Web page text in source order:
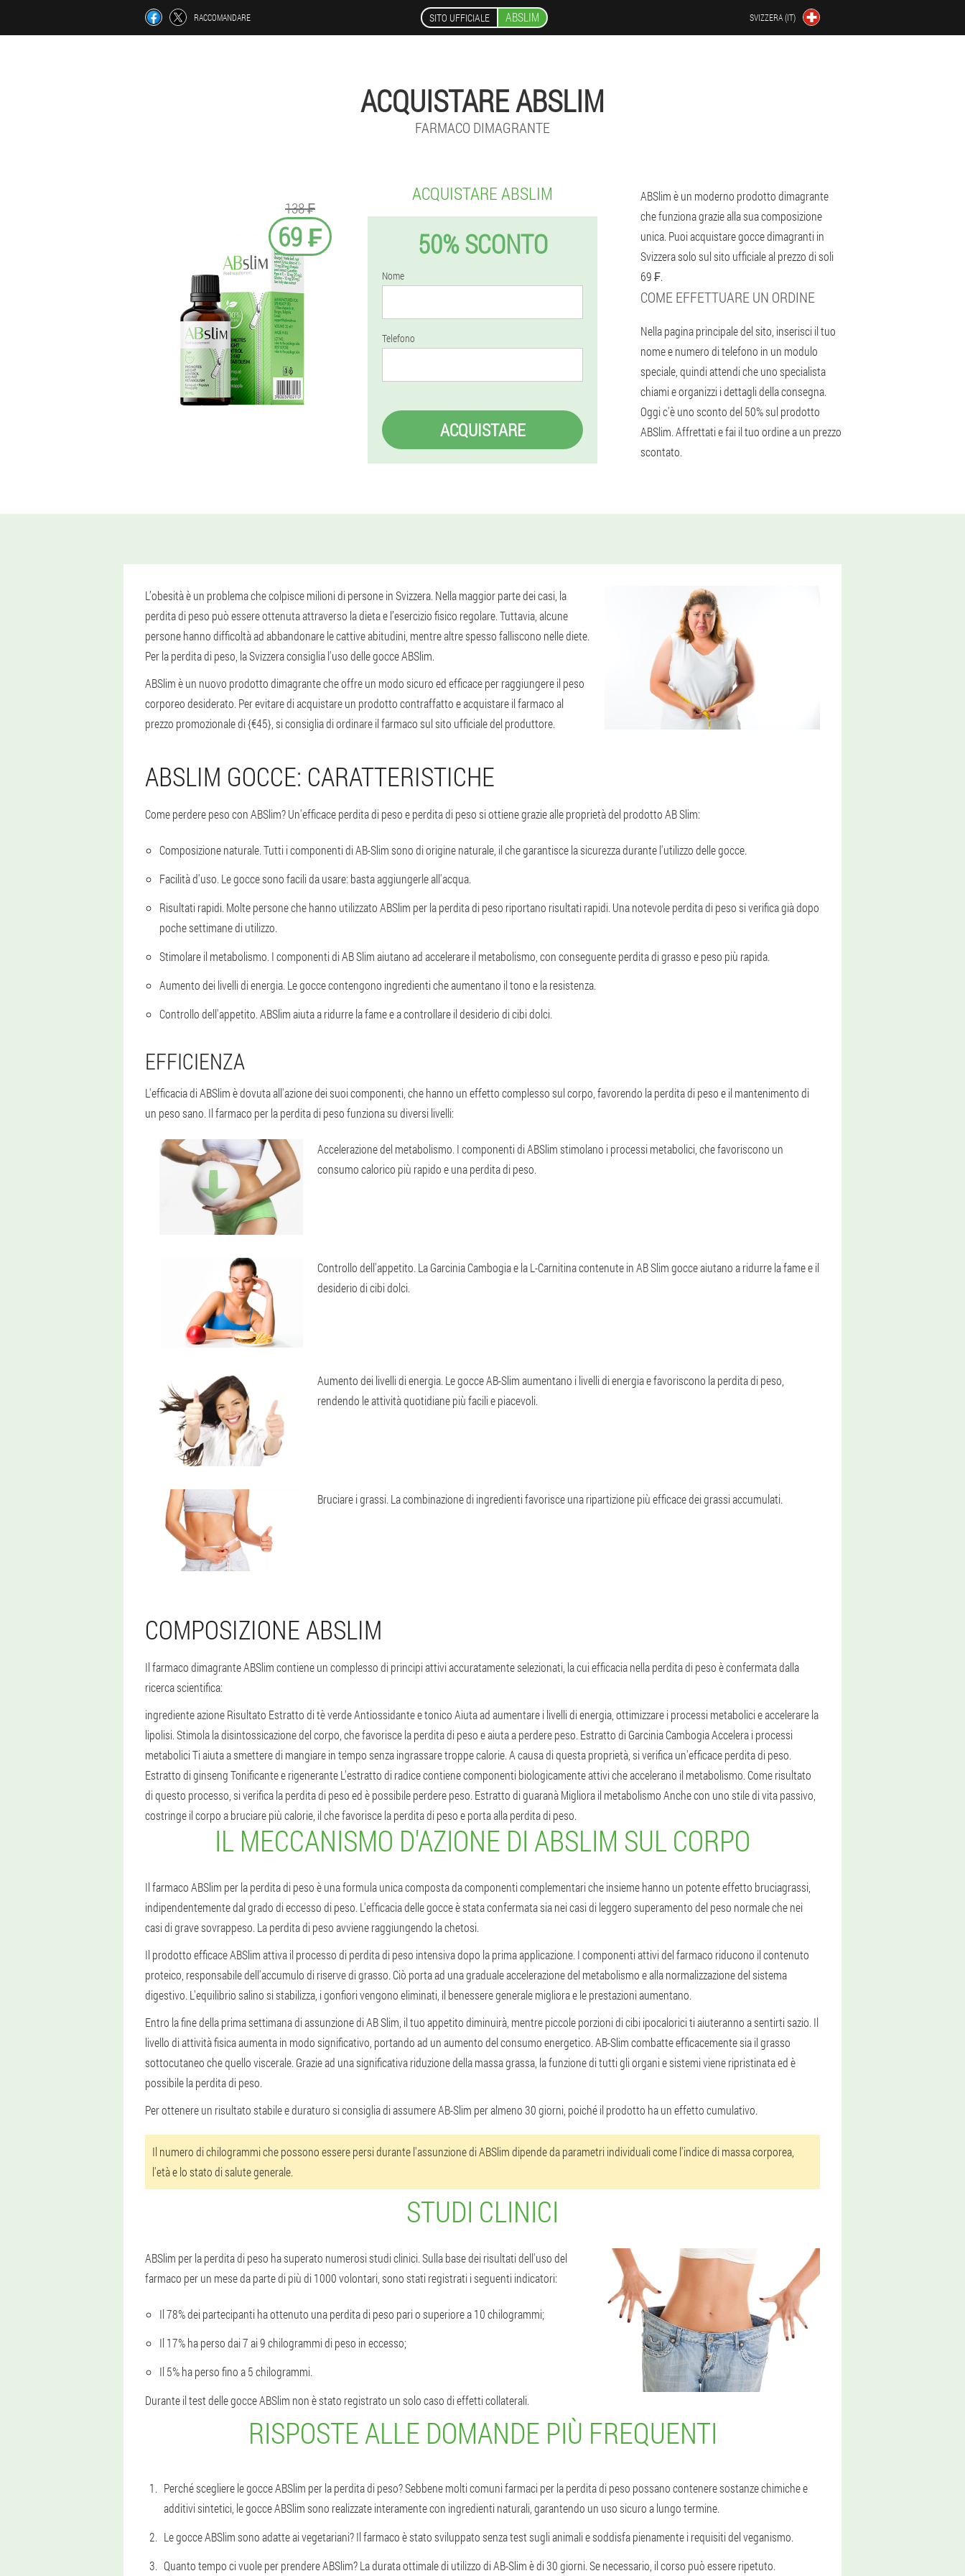
RACCOMANDARE SITO UFFICIALE ABSLIM SVIZZERA (IT)
ACQUISTARE ABSLIM
FARMACO DIMAGRANTE
138 ₣
69 ₣
ACQUISTARE ABSLIM
50% SCONTO
Nome
Telefono
ACQUISTARE
ABSlim è un moderno prodotto dimagrante
che funziona grazie alla sua composizione
unica. Puoi acquistare gocce dimagranti in
Svizzera solo sul sito ufficiale al prezzo di soli
69 ₣.
COME EFFETTUARE UN ORDINE
Nella pagina principale del sito, inserisci il tuo
nome e numero di telefono in un modulo
speciale, quindi attendi che uno specialista
chiami e organizzi i dettagli della consegna.
Oggi c'è uno sconto del 50% sul prodotto
ABSlim. Affrettati e fai il tuo ordine a un prezzo
scontato.
L’obesità è un problema che colpisce milioni di persone in Svizzera. Nella maggior parte dei casi, la
perdita di peso può essere ottenuta attraverso la dieta e l’esercizio fisico regolare. Tuttavia, alcune
persone hanno difficoltà ad abbandonare le cattive abitudini, mentre altre spesso falliscono nelle diete.
Per la perdita di peso, la Svizzera consiglia l'uso delle gocce ABSlim.
ABSlim è un nuovo prodotto dimagrante che offre un modo sicuro ed efficace per raggiungere il peso
corporeo desiderato. Per evitare di acquistare un prodotto contraffatto e acquistare il farmaco al
prezzo promozionale di {€45}, si consiglia di ordinare il farmaco sul sito ufficiale del produttore.
ABSLIM GOCCE: CARATTERISTICHE
Come perdere peso con ABSlim? Un'efficace perdita di peso e perdita di peso si ottiene grazie alle proprietà del prodotto AB Slim:
Composizione naturale. Tutti i componenti di AB-Slim sono di origine naturale, il che garantisce la sicurezza durante l'utilizzo delle gocce.
Facilità d'uso. Le gocce sono facili da usare: basta aggiungerle all'acqua.
Risultati rapidi. Molte persone che hanno utilizzato ABSlim per la perdita di peso riportano risultati rapidi. Una notevole perdita di peso si verifica già dopo
poche settimane di utilizzo.
Stimolare il metabolismo. I componenti di AB Slim aiutano ad accelerare il metabolismo, con conseguente perdita di grasso e peso più rapida.
Aumento dei livelli di energia. Le gocce contengono ingredienti che aumentano il tono e la resistenza.
Controllo dell'appetito. ABSlim aiuta a ridurre la fame e a controllare il desiderio di cibi dolci.
EFFICIENZA
L'efficacia di ABSlim è dovuta all'azione dei suoi componenti, che hanno un effetto complesso sul corpo, favorendo la perdita di peso e il mantenimento di
un peso sano. Il farmaco per la perdita di peso funziona su diversi livelli:
Accelerazione del metabolismo. I componenti di ABSlim stimolano i processi metabolici, che favoriscono un
consumo calorico più rapido e una perdita di peso.
Controllo dell'appetito. La Garcinia Cambogia e la L-Carnitina contenute in AB Slim gocce aiutano a ridurre la fame e il
desiderio di cibi dolci.
Aumento dei livelli di energia. Le gocce AB-Slim aumentano i livelli di energia e favoriscono la perdita di peso,
rendendo le attività quotidiane più facili e piacevoli.
Bruciare i grassi. La combinazione di ingredienti favorisce una ripartizione più efficace dei grassi accumulati.
COMPOSIZIONE ABSLIM
Il farmaco dimagrante ABSlim contiene un complesso di principi attivi accuratamente selezionati, la cui efficacia nella perdita di peso è confermata dalla
ricerca scientifica:
ingrediente azione Risultato Estratto di tè verde Antiossidante e tonico Aiuta ad aumentare i livelli di energia, ottimizzare i processi metabolici e accelerare la
lipolisi. Stimola la disintossicazione del corpo, che favorisce la perdita di peso e aiuta a perdere peso. Estratto di Garcinia Cambogia Accelera i processi
metabolici Ti aiuta a smettere di mangiare in tempo senza ingrassare troppe calorie. A causa di questa proprietà, si verifica un'efficace perdita di peso.
Estratto di ginseng Tonificante e rigenerante L'estratto di radice contiene componenti biologicamente attivi che accelerano il metabolismo. Come risultato
di questo processo, si verifica la perdita di peso ed è possibile perdere peso. Estratto di guaranà Migliora il metabolismo Anche con uno stile di vita passivo,
costringe il corpo a bruciare più calorie, il che favorisce la perdita di peso e porta alla perdita di peso.
IL MECCANISMO D'AZIONE DI ABSLIM SUL CORPO
Il farmaco ABSlim per la perdita di peso è una formula unica composta da componenti complementari che insieme hanno un potente effetto bruciagrassi,
indipendentemente dal grado di eccesso di peso. L'efficacia delle gocce è stata confermata sia nei casi di leggero superamento del peso normale che nei
casi di grave sovrappeso. La perdita di peso avviene raggiungendo la chetosi.
Il prodotto efficace ABSlim attiva il processo di perdita di peso intensiva dopo la prima applicazione. I componenti attivi del farmaco riducono il contenuto
proteico, responsabile dell'accumulo di riserve di grasso. Ciò porta ad una graduale accelerazione del metabolismo e alla normalizzazione del sistema
digestivo. L'equilibrio salino si stabilizza, i gonfiori vengono eliminati, il benessere generale migliora e le prestazioni aumentano.
Entro la fine della prima settimana di assunzione di AB Slim, il tuo appetito diminuirà, mentre piccole porzioni di cibi ipocalorici ti aiuteranno a sentirti sazio. Il
livello di attività fisica aumenta in modo significativo, portando ad un aumento del consumo energetico. AB-Slim combatte efficacemente sia il grasso
sottocutaneo che quello viscerale. Grazie ad una significativa riduzione della massa grassa, la funzione di tutti gli organi e sistemi viene ripristinata ed è
possibile la perdita di peso.
Per ottenere un risultato stabile e duraturo si consiglia di assumere AB-Slim per almeno 30 giorni, poiché il prodotto ha un effetto cumulativo.
Il numero di chilogrammi che possono essere persi durante l'assunzione di ABSlim dipende da parametri individuali come l'indice di massa corporea,
l'età e lo stato di salute generale.
STUDI CLINICI
ABSlim per la perdita di peso ha superato numerosi studi clinici. Sulla base dei risultati dell'uso del
farmaco per un mese da parte di più di 1000 volontari, sono stati registrati i seguenti indicatori:
Il 78% dei partecipanti ha ottenuto una perdita di peso pari o superiore a 10 chilogrammi;
Il 17% ha perso dai 7 ai 9 chilogrammi di peso in eccesso;
Il 5% ha perso fino a 5 chilogrammi.
Durante il test delle gocce ABSlim non è stato registrato un solo caso di effetti collaterali.
RISPOSTE ALLE DOMANDE PIÙ FREQUENTI
Perché scegliere le gocce ABSlim per la perdita di peso? Sebbene molti comuni farmaci per la perdita di peso possano contenere sostanze chimiche e
additivi sintetici, le gocce ABSlim sono realizzate interamente con ingredienti naturali, garantendo un uso sicuro a lungo termine.
Le gocce ABSlim sono adatte ai vegetariani? Il farmaco è stato sviluppato senza test sugli animali e soddisfa pienamente i requisiti del veganismo.
Quanto tempo ci vuole per prendere ABSlim? La durata ottimale di utilizzo di AB-Slim è di 30 giorni. Se necessario, il corso può essere ripetuto.